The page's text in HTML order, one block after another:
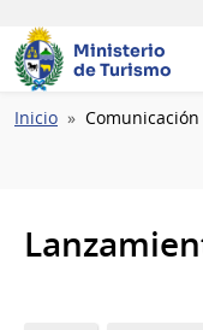
Ministerio
de Turismo
Ruta
Inicio Comunicación